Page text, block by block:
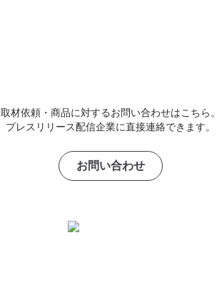
取材依頼・商品に対するお問い合わせはこちら。
プレスリリース配信企業に直接連絡できます。
お問い合わせ